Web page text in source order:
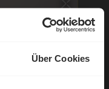
Über Cookies
eintauchen? Wir